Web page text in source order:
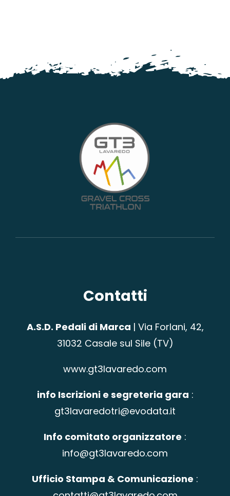
Contatti
A.S.D. Pedali di Marca | Via Forlani, 42,
31032 Casale sul Sile (TV)
www.gt3lavaredo.com
info Iscrizioni e segreteria gara :
gt3lavaredotri@evodata.it
Info comitato organizzatore :
info@gt3lavaredo.com
Ufficio Stampa & Comunicazione :